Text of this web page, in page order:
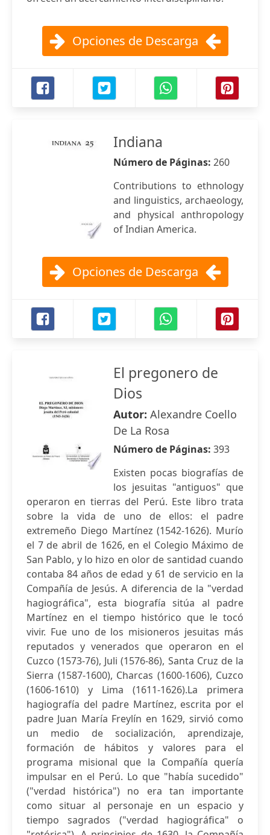
Opciones de Descarga
Indiana
Número de Páginas: 260
Contributions to ethnology
and linguistics, archaeology,
and physical anthropology
of Indian America.
Opciones de Descarga
El pregonero de
Dios
Autor: Alexandre Coello
De La Rosa
Número de Páginas: 393
Existen pocas biografías de
los jesuitas "antiguos" que
operaron en tierras del Perú. Este libro trata
sobre la vida de uno de ellos: el padre
extremeño Diego Martínez (1542-1626). Murío
el 7 de abril de 1626, en el Colegio Máximo de
San Pablo, y lo hizo en olor de santidad cuando
contaba 84 años de edad y 61 de servicio en la
Compañía de Jesús. A diferencia de la "verdad
hagiográfica", esta biografía sitúa al padre
Martínez en el tiempo histórico que le tocó
vivir. Fue uno de los misioneros jesuitas más
reputados y venerados que operaron en el
Cuzco (1573-76), Juli (1576-86), Santa Cruz de la
Sierra (1587-1600), Charcas (1600-1606), Cuzco
(1606-1610) y Lima (1611-1626).La primera
hagiografía del padre Martínez, escrita por el
padre Juan María Freylín en 1629, sirvió como
un medio de socialización, aprendizaje,
formación de hábitos y valores para el
programa misional que la Compañía quería
impulsar en el Perú. Lo que "había sucedido"
("verdad histórica") no era tan importante
como situar al personaje en un espacio y
tiempo sagrados ("verdad hagiográfica" o